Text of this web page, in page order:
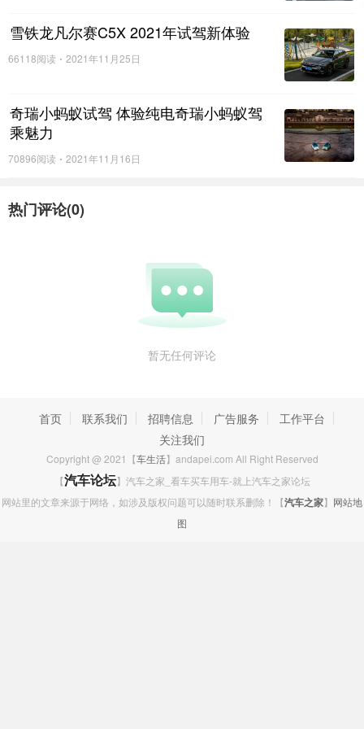
验。
自上市以来，瑞虎7超能版以“超能动力、超能安全、超
受。同时，瑞虎7超能版也时刻着力对家人的关怀，在父亲节
这个特别的日子里，展现出十足的“爸气”。用心升级，用实
力说话，期待这款超能座驾后续能有更多亮眼表现。
雪铁龙凡尔赛C5X 2021年试驾新体验
66118阅读 2021年11月25日
奇瑞小蚂蚁试驾 体验纯电奇瑞小蚂蚁驾
乘魅力
70896阅读 2021年11月16日
热门评论(0)
暂无任何评论
首页 联系我们 招聘信息 广告服务
工作平台
关注我们
Copyright @ 2021【车生活】andapei.com All Right Reserved
【汽车论坛】汽车之家_看车买车用车-就上汽车之家论坛
网站里的文章来源于网络，如涉及版权问题可以随时联系删除！【汽车之家】 网站地
图